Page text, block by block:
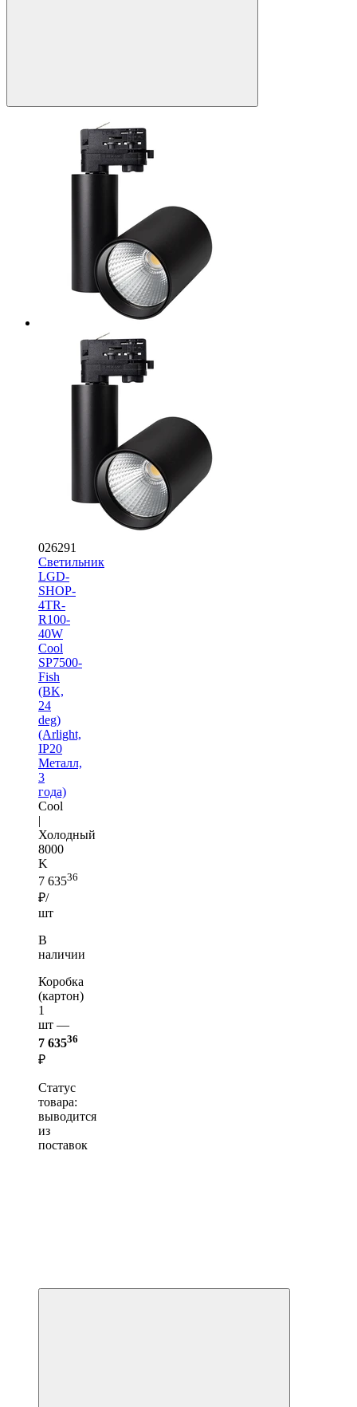
026291
Светильник
LGD-
SHOP-
4TR-
R100-
40W
Cool
SP7500-
Fish
(BK,
24
deg)
(Arlight,
IP20
Металл,
3
года)
Cool
|
Холодный
8000
K
7 63536
₽/
шт
В
наличии
Коробка
(картон)
1
шт —
7 63536
₽
Статус
товара:
выводится
из
поставок